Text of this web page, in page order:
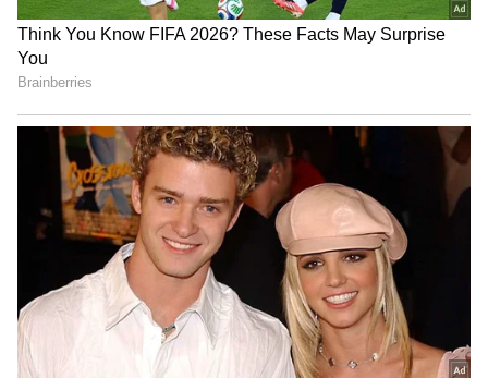
Related Articles
Interesting Facts: ఇండియాకు తూర్పు వైపు ఉన్నా
ఆ రాష్ట్రానికి పశ్చిమ బెంగాల్ అని పేరు ఎలా పెట్టారు?
Secret Affairs: సీక్రెట్‌ ఎఫైర్లు పెట్టుకుంటున్న
భార్యభర్తలు మనదేశంలో ఏ సిటీలో అధికంగా ఉన్నారో
3